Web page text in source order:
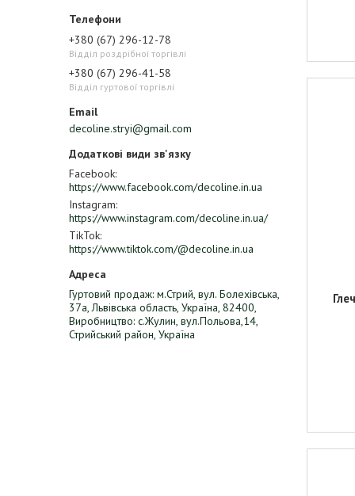
+380 (67) 296-12-78
Відділ роздрібної торгівлі
+380 (67) 296-41-58
Відділ гуртової торгівлі
decoline.stryi@gmail.com
Facebook
https://www.facebook.com/decoline.in.ua
Instagram
https://www.instagram.com/decoline.in.ua/
TikTok
https://www.tiktok.com/@decoline.in.ua
Гуртовий продаж: м.Стрий, вул. Болехівська,
37а, Львівська область, Україна, 82400,
Виробництво: с.Жулин, вул.Польова,14,
Стрийський район, Україна